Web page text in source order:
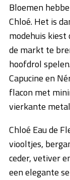
Bloemen
Chloé. Het is
modehuis kiest
de markt te
hoofdrol
Capucine en
flacon met
vierkante
Chloé Eau de
viooltjes,
ceder, vetiver
een elegante